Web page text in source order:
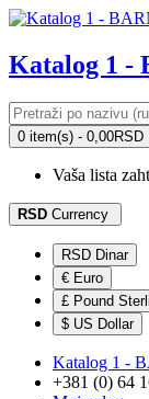
Katalog 1 -
0 item(s) - 0,00RSD
Vaša lista
RSD Currency
RSD Dinar
€ Euro
£ Pound
$ US Dollar
Katalog 1 -
+381 (0) 64